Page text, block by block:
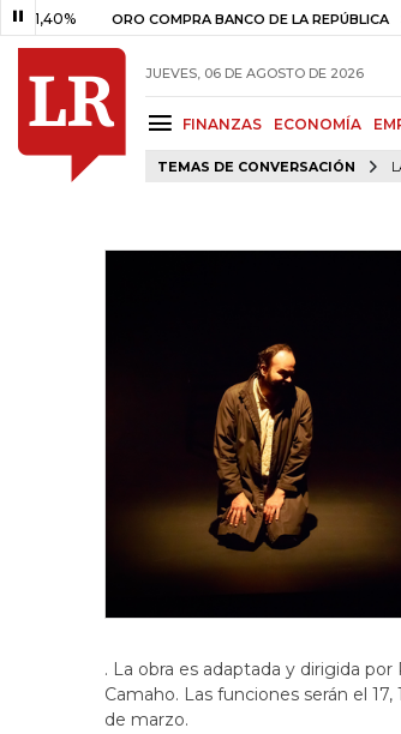
ORO COMPRA BANCO DE LA REPÚBLICA $
JUEVES, 06 DE AGOSTO DE 2026
FINANZAS ECONOMÍA
TEMAS DE CONVERSACIÓN
. La obra es adaptada y dirigida por
Camaho. Las funciones serán el 17,
de marzo.